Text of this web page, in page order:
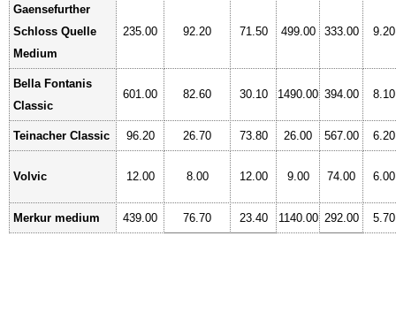
Gaensefurther
Schloss Quelle
Medium
235.00 92.20 71.50 499.00 333.00 9.20
Bella Fontanis
Classic
601.00 82.60 30.10 1490.00 394.00 8.10
Teinacher Classic 96.20 26.70 73.80 26.00 567.00 6.20
Volvic 12.00 8.00 12.00 9.00 74.00 6.00
Merkur medium 439.00 76.70 23.40 1140.00 292.00 5.70